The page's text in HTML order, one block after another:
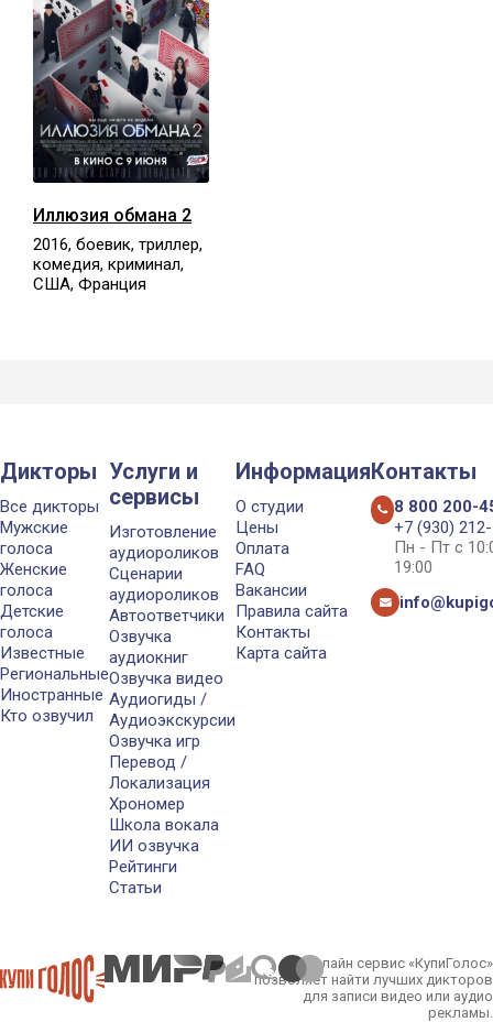
Иллюзия обмана 2
2016, боевик, триллер,
комедия, криминал,
США, Франция
Дикторы
Все дикторы
Мужские
голоса
Женские
голоса
Детские
голоса
Известные
Региональные
Иностранные
Кто озвучил
Услуги и
сервисы
Изготовление
аудиороликов
Сценарии
аудиороликов
Автоответчики
Озвучка
аудиокниг
Озвучка видео
Аудиогиды /
Аудиоэкскурсии
Озвучка игр
Перевод /
Локализация
Хрономер
Школа вокала
ИИ озвучка
Рейтинги
Статьи
Информация
О студии
Цены
Оплата
FAQ
Вакансии
Правила сайта
Контакты
Карта сайта
Контакты
8 800 200-
+7 (930)
Пн - Пт с
19:00
Онлайн сервис «КупиГолос»
позволяет найти лучших дикторов
для записи видео или аудио
рекламы.